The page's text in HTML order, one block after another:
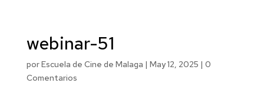
webinar-51
porEscuela de Cine de Malaga | May 12, 2025 | 0
Comentarios